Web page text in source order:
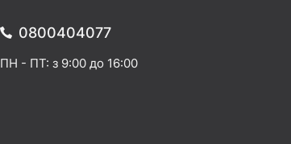
0800404077
ПН - ПТ: з 9:00 до 16:00